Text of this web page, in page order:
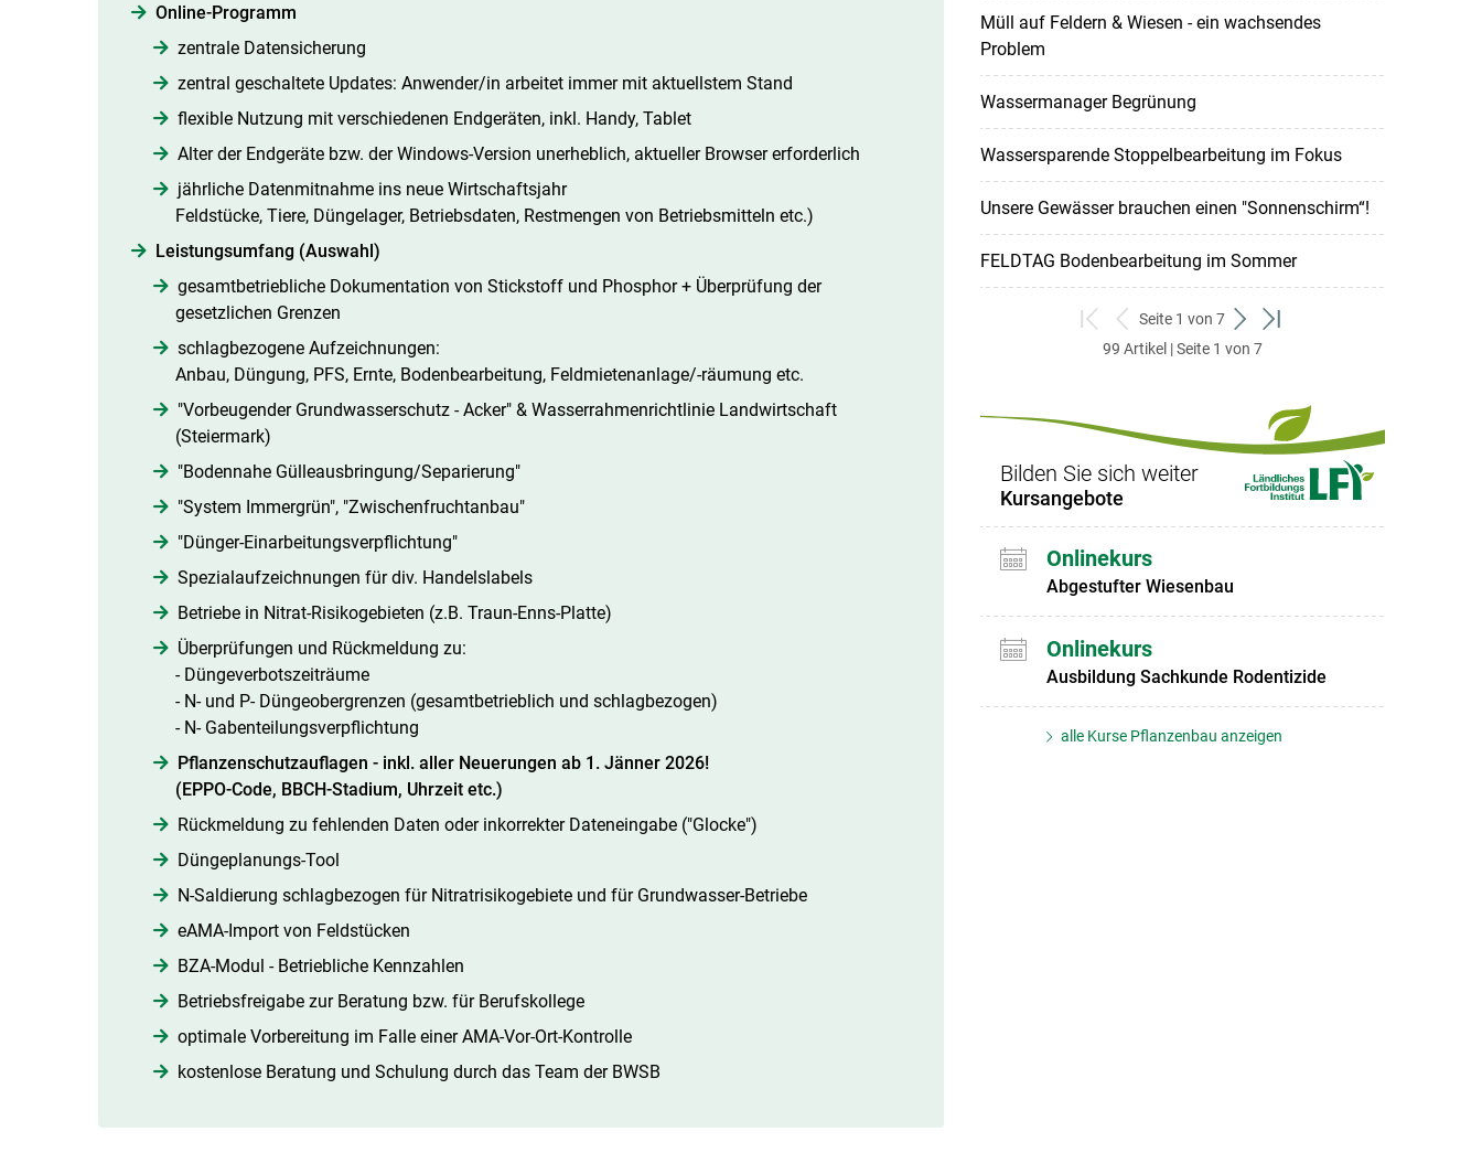
Online-Programm
zentrale Datensicherung
zentral geschaltete Updates: Anwender/in arbeitet immer mit aktuellstem Stand
flexible Nutzung mit verschiedenen Endgeräten, inkl. Handy, Tablet
Alter der Endgeräte bzw. der Windows-Version unerheblich, aktueller Browser erforderlich
jährliche Datenmitnahme ins neue Wirtschaftsjahr
Feldstücke, Tiere, Düngelager, Betriebsdaten, Restmengen von Betriebsmitteln etc.)
Leistungsumfang (Auswahl)
gesamtbetriebliche Dokumentation von Stickstoff und Phosphor + Überprüfung der
gesetzlichen Grenzen
schlagbezogene Aufzeichnungen:
Anbau, Düngung, PFS, Ernte, Bodenbearbeitung, Feldmietenanlage/-räumung etc.
"Vorbeugender Grundwasserschutz - Acker" & Wasserrahmenrichtlinie Landwirtschaft
(Steiermark)
"Bodennahe Gülleausbringung/Separierung"
"System Immergrün", "Zwischenfruchtanbau"
"Dünger-Einarbeitungsverpflichtung"
Spezialaufzeichnungen für div. Handelslabels
Betriebe in Nitrat-Risikogebieten (z.B. Traun-Enns-Platte)
Überprüfungen und Rückmeldung zu:
- Düngeverbotszeiträume
- N- und P- Düngeobergrenzen (gesamtbetrieblich und schlagbezogen)
- N- Gabenteilungsverpflichtung
Pflanzenschutzauflagen - inkl. aller Neuerungen ab 1. Jänner 2026!
(EPPO-Code, BBCH-Stadium, Uhrzeit etc.)
Rückmeldung zu fehlenden Daten oder inkorrekter Dateneingabe ("Glocke")
Düngeplanungs-Tool
N-Saldierung schlagbezogen für Nitratrisikogebiete und für Grundwasser-Betriebe
eAMA-Import von Feldstücken
BZA-Modul - Betriebliche Kennzahlen
Betriebsfreigabe zur Beratung bzw. für Berufskollege
optimale Vorbereitung im Falle einer AMA-Vor-Ort-Kontrolle
kostenlose Beratung und Schulung durch das Team der BWSB
Müll auf Feldern & Wiesen - ein wachsendes
Problem
Wassermanager Begrünung
Wassersparende Stoppelbearbeitung im Fokus
Unsere Gewässer brauchen einen "Sonnenschirm“!
FELDTAG Bodenbearbeitung im Sommer
zum
ersten
zurück
zum
Seite 1 von 7
weiter
zum
zum
99 Artikel | Seite 1 von 7
Bilden Sie sich weiter
Kursangebote
Onlinekurs
Abgestufter Wiesenbau
Onlinekurs
Ausbildung Sachkunde Rodentizide
alle Kurse Pflanzenbau anzeigen